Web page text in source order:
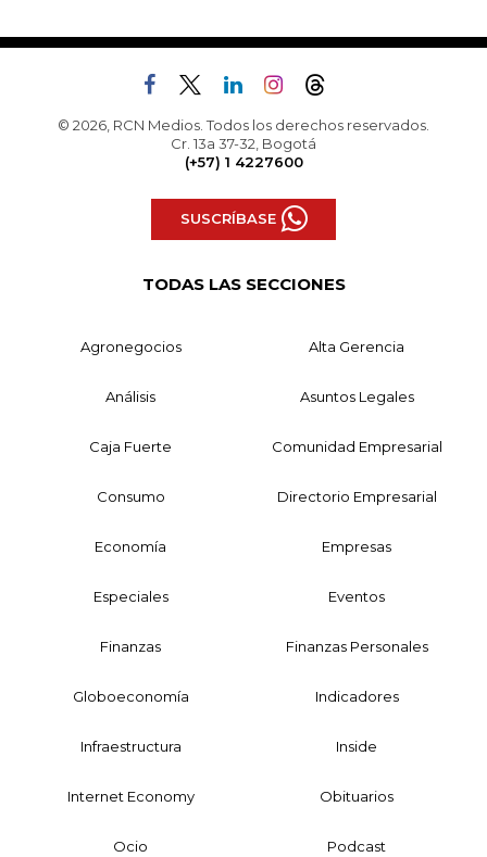
© 2026, RCN Medios. Todos los derechos reservados.
Cr. 13a 37-32, Bogotá
(+57) 1 4227600
SUSCRÍBASE
TODAS LAS SECCIONES
Agronegocios Alta Gerencia
Análisis Asuntos Legales
Caja Fuerte Comunidad Empresarial
Consumo Directorio Empresarial
Economía Empresas
Especiales Eventos
Finanzas Finanzas Personales
Globoeconomía Indicadores
Infraestructura Inside
Internet Economy Obituarios
Ocio Podcast